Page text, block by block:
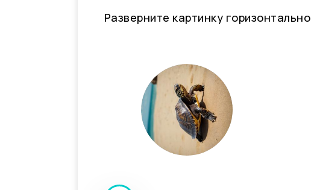
Разверните картинку горизонтально